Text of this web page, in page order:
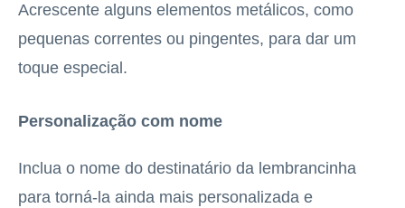
Acrescente alguns elementos metálicos, como
pequenas correntes ou pingentes, para dar um
toque especial.
Personalização com nome
Inclua o nome do destinatário da lembrancinha
para torná-la ainda mais personalizada e